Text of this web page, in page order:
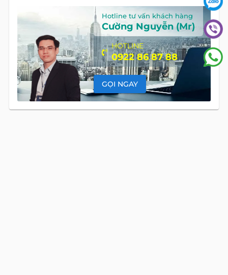
Hotline tư vấn khách hàng
Cường Nguyễn (Mr)
HOTLINE
0922 86 87 88
GỌI NGAY